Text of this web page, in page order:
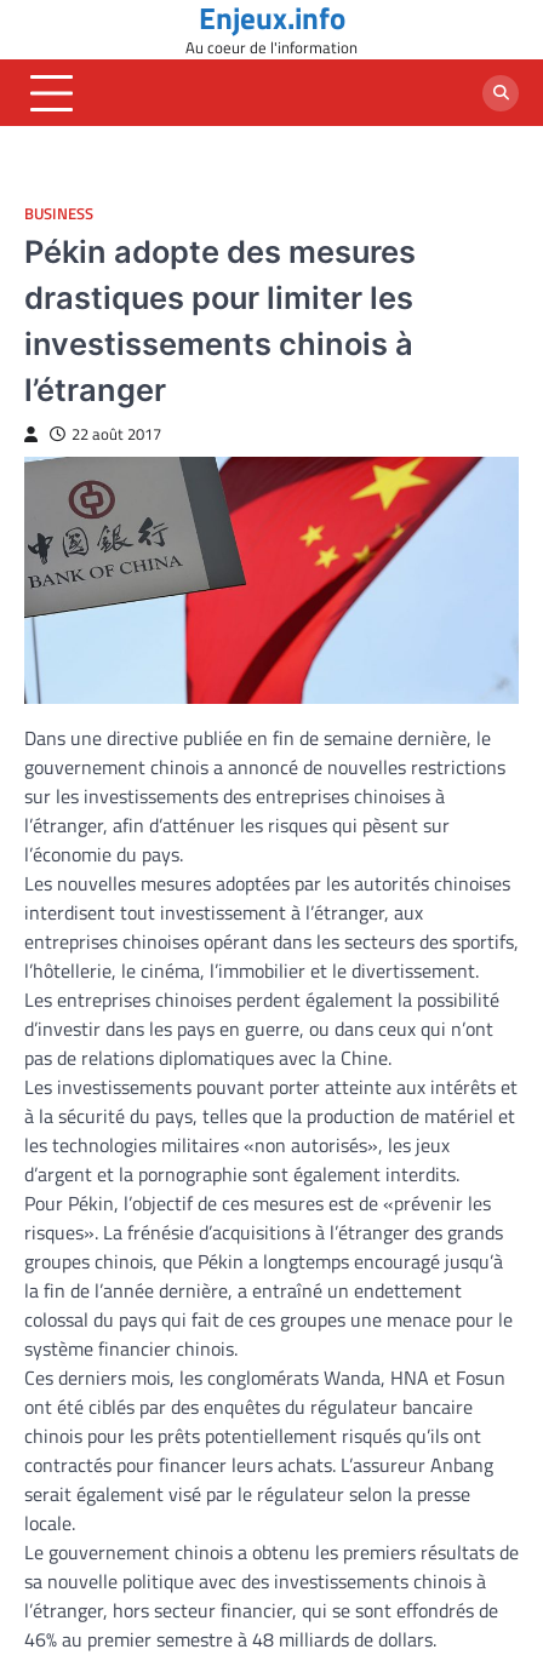
content
Enjeux.info
Au coeur de l'information
BUSINESS
Pékin adopte des mesures
drastiques pour limiter les
investissements chinois à
l’étranger
22 août 2017
Dans une directive publiée en fin de semaine dernière, le
gouvernement chinois a annoncé de nouvelles restrictions
sur les investissements des entreprises chinoises à
l’étranger, afin d’atténuer les risques qui pèsent sur
l’économie du pays.
Les nouvelles mesures adoptées par les autorités chinoises
interdisent tout investissement à l’étranger, aux
entreprises chinoises opérant dans les secteurs des sportifs,
l’hôtellerie, le cinéma, l’immobilier et le divertissement.
Les entreprises chinoises perdent également la possibilité
d’investir dans les pays en guerre, ou dans ceux qui n’ont
pas de relations diplomatiques avec la Chine.
Les investissements pouvant porter atteinte aux intérêts et
à la sécurité du pays, telles que la production de matériel et
les technologies militaires «non autorisés», les jeux
d’argent et la pornographie sont également interdits.
Pour Pékin, l’objectif de ces mesures est de «prévenir les
risques». La frénésie d’acquisitions à l’étranger des grands
groupes chinois, que Pékin a longtemps encouragé jusqu’à
la fin de l’année dernière, a entraîné un endettement
colossal du pays qui fait de ces groupes une menace pour le
système financier chinois.
Ces derniers mois, les conglomérats Wanda, HNA et Fosun
ont été ciblés par des enquêtes du régulateur bancaire
chinois pour les prêts potentiellement risqués qu’ils ont
contractés pour financer leurs achats. L’assureur Anbang
serait également visé par le régulateur selon la presse
locale.
Le gouvernement chinois a obtenu les premiers résultats de
sa nouvelle politique avec des investissements chinois à
l’étranger, hors secteur financier, qui se sont effondrés de
46% au premier semestre à 48 milliards de dollars.